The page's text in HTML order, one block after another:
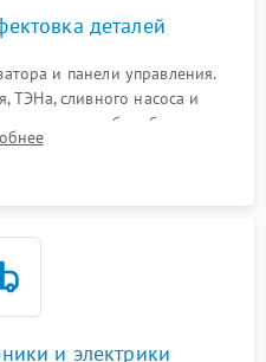
деталей
и панели управления.
ТЭНа, сливного насоса и
подшипников барабана и
люка на разрывы.
и электрики